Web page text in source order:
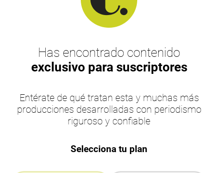
Has encontrado contenido
exclusivo para suscriptores
Entérate de qué tratan esta y muchas más
producciones desarrolladas con periodismo
riguroso y confiable
Selecciona tu plan